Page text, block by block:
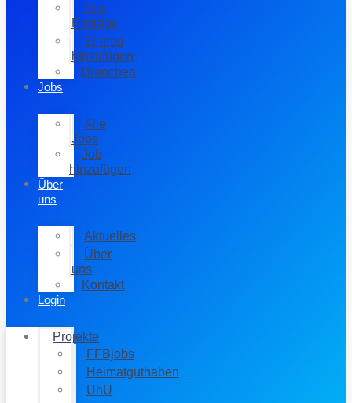
Alle
Einträge
Eintrag
hinzufügen
Branchen
Jobs
Alle
Jobs
Job
hinzufügen
Über
uns
Aktuelles
Über
uns
Kontakt
Login
Projekte
FFBjobs
Heimatguthaben
UhU